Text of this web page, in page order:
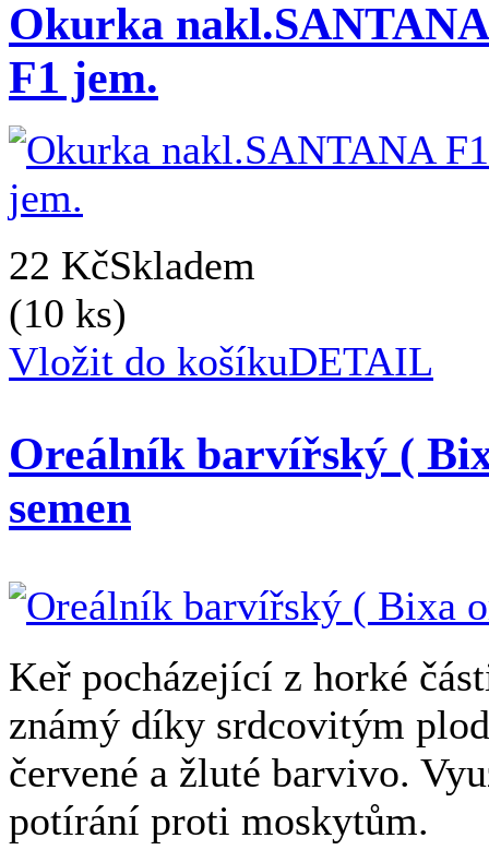
Okurka nakl.SANTANA
F1 jem.
22 KčSkladem
(10 ks)
Vložit do košíkuDETAIL
Oreálník barvířský (
semen
Keř pocházející z horké
známý díky srdcovitým
červené a žluté barvivo.
potírání proti moskytům.